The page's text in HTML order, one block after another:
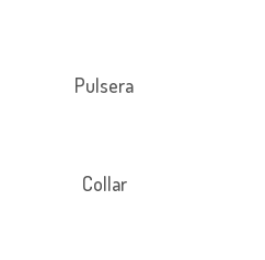
Pulsera
Collar